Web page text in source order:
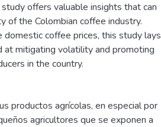
offers valuable insights that can
of the Colombian coffee industry.
coffee prices, this study lays
at mitigating volatility and promoting
in the country.
productos agrícolas, en especial por
agricultores que se exponen a